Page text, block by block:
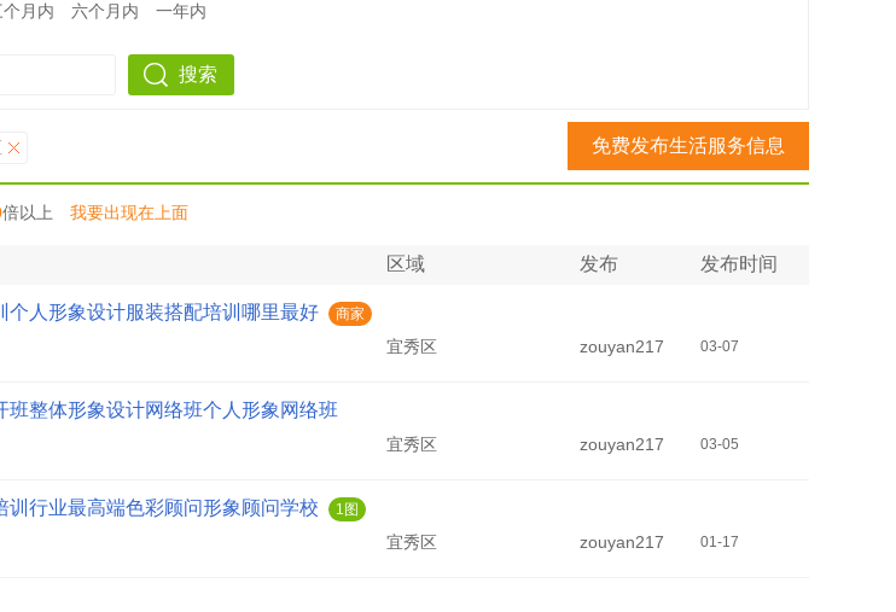
个月内 六个月内 一年内
搜索
免费发布生活服务信息
倍以上 我要出现在上面
区域 发布 发布时间
个人形象设计服装搭配培训哪里最好 商家
宜秀区 zouyan217 03-07
整体形象设计网络班个人形象网络班
宜秀区 zouyan217 03-05
训行业最高端色彩顾问形象顾问学校 1图
宜秀区 zouyan217 01-17